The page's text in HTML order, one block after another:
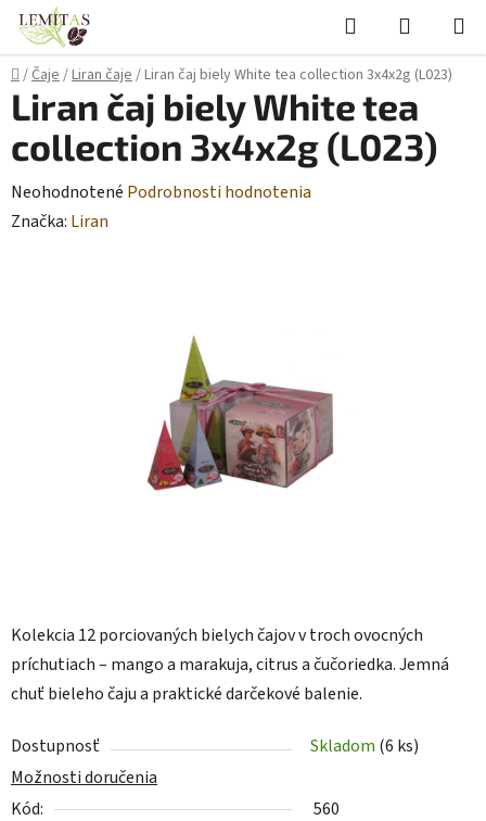
Prejsť
obsah
Hľadať
KOŠÍK
Domov
/Čaje/Liran čaje/Liran čaj biely White tea collection 3x4x2g (L023)
Kolekcia 12 porciovaných bielych čajov v troch ovocných
príchutiach – mango a marakuja, citrus a čučoriedka. Jemná
chuť bieleho čaju a praktické darčekové balenie.
Dostupnosť Skladom (6 ks)
Možnosti doručenia
Kód:
560
Liran čaj biely White tea
collection 3x4x2g (L023)
Priemerné
hodnotenie
Neohodnotené Podrobnosti hodnotenia
Značka: Liran